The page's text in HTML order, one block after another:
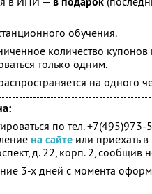
обучения.
количество
только одним.
на одного
по тел.
на сайте или приехать в
д. 22, корп. 2, сообщив
3-х дней с момента